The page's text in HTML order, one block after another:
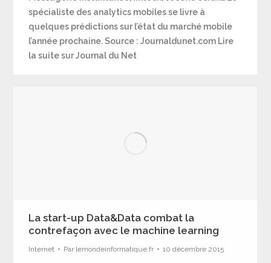
spécialiste des analytics mobiles se livre à
quelques prédictions sur l’état du marché mobile
l’année prochaine. Source : Journaldunet.com Lire
la suite sur Journal du Net
La start-up Data&Data combat la
contrefaçon avec le machine learning
Internet Par lemondeinformatique.fr 10 décembre 2015